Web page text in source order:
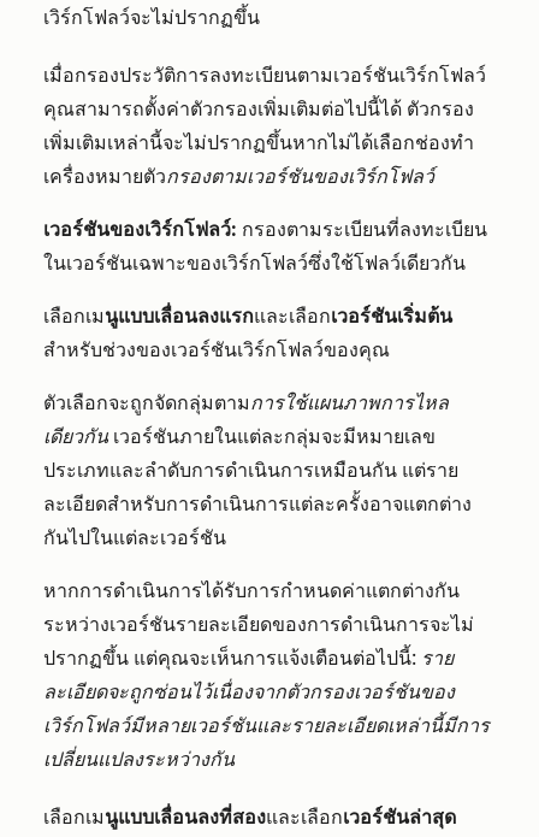
เวิร์กโฟลว์จะไม่ปรากฏขึ้น
เมื่อกรองประวัติการลงทะเบียนตามเวอร์ชันเวิร์กโฟลว์
คุณสามารถตั้งค่าตัวกรองเพิ่มเติมต่อไปนี้ได้ ตัวกรอง
เพิ่มเติมเหล่านี้จะไม่ปรากฏขึ้นหากไม่ได้เลือกช่องทำ
เครื่องหมายตัวกรองตามเวอร์ชันของเวิร์กโฟลว์
เวอร์ชันของเวิร์กโฟลว์: กรองตามระเบียนที่ลงทะเบียน
ในเวอร์ชันเฉพาะของเวิร์กโฟลว์ซึ่งใช้โฟลว์เดียวกัน
เลือกเมนูแบบเลื่อนลงแรกและเลือกเวอร์ชันเริ่มต้น
สำหรับช่วงของเวอร์ชันเวิร์กโฟลว์ของคุณ
ตัวเลือกจะถูกจัดกลุ่มตามการใช้แผนภาพการไหล
เดียวกัน เวอร์ชันภายในแต่ละกลุ่มจะมีหมายเลข
ประเภทและลำดับการดำเนินการเหมือนกัน แต่ราย
ละเอียดสำหรับการดำเนินการแต่ละครั้งอาจแตกต่าง
กันไปในแต่ละเวอร์ชัน
หากการดำเนินการได้รับการกำหนดค่าแตกต่างกัน
ระหว่างเวอร์ชันรายละเอียดของการดำเนินการจะไม่
ปรากฏขึ้น แต่คุณจะเห็นการแจ้งเตือนต่อไปนี้: ราย
ละเอียดจะถูกซ่อนไว้เนื่องจากตัวกรองเวอร์ชันของ
เวิร์กโฟลว์มีหลายเวอร์ชันและรายละเอียดเหล่านี้มีการ
เปลี่ยนแปลงระหว่างกัน
เลือกเมนูแบบเลื่อนลงที่สองและเลือกเวอร์ชันล่าสุด